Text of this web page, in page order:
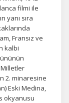
filmi ile
yanı sıra
Fransız ve
kalbi
2. minaresine
Eski Medina,
okyanusu